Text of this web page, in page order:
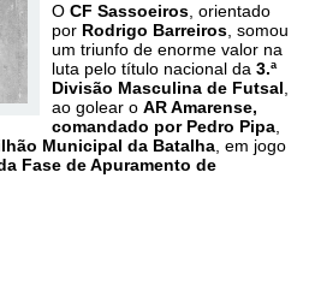
O CF Sassoeiros , orientado
por Rodrigo Barreiros , somou
um triunfo de enorme valor na
luta pelo título nacional da 3.ª
Divisão Masculina de Futsal
ao golear o AR Amarense,
comandado por Pedro Pipa
Municipal da Batalha , em jogo
Fase de Apuramento de